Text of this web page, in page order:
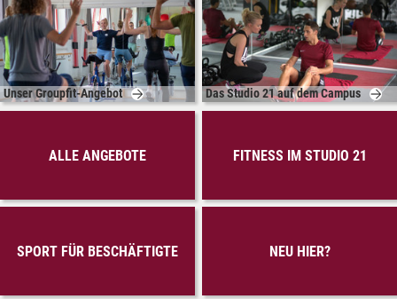
Unser Groupfit-Angebot Das Studio 21 auf dem Campus
ALLE ANGEBOTE FITNESS IM STUDIO 21
SPORT FÜR BESCHÄFTIGTE NEU HIER?